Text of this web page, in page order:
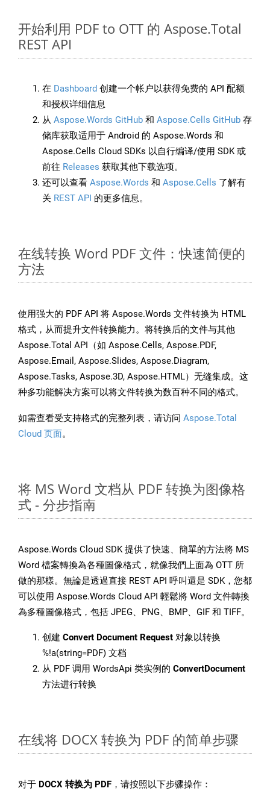
开始利用 PDF to OTT 的 Aspose.Total
REST API
在 Dashboard 创建一个帐户以获得免费的 API 配额
和授权详细信息
从 Aspose.Words GitHub 和 Aspose.Cells GitHub 存
储库获取适用于 Android 的 Aspose.Words 和
Aspose.Cells Cloud SDKs 以自行编译/使用 SDK 或
前往 Releases 获取其他下载选项。
还可以查看 Aspose.Words 和 Aspose.Cells 了解有
关 REST API 的更多信息。
在线转换 Word PDF 文件：快速简便的
方法
使用强大的 PDF API 将 Aspose.Words 文件转换为 HTML
格式，从而提升文件转换能力。将转换后的文件与其他
Aspose.Total API（如 Aspose.Cells, Aspose.PDF,
Aspose.Email, Aspose.Slides, Aspose.Diagram,
Aspose.Tasks, Aspose.3D, Aspose.HTML）无缝集成。这
种多功能解决方案可以将文件转换为数百种不同的格式。
如需查看受支持格式的完整列表，请访问 Aspose.Total
Cloud 页面。
将 MS Word 文档从 PDF 转换为图像格
式 - 分步指南
Aspose.Words Cloud SDK 提供了快速、簡單的方法將 MS
Word 檔案轉換為各種圖像格式，就像我們上面為 OTT 所
做的那樣。無論是透過直接 REST API 呼叫還是 SDK，您都
可以使用 Aspose.Words Cloud API 輕鬆將 Word 文件轉換
為多種圖像格式，包括 JPEG、PNG、BMP、GIF 和 TIFF。
创建 Convert Document Request 对象以转换
%!a(string=PDF) 文档
从 PDF 调用 WordsApi 类实例的 ConvertDocument
方法进行转换
在线将 DOCX 转换为 PDF 的简单步骤
对于 DOCX 转换为 PDF ，请按照以下步骤操作：